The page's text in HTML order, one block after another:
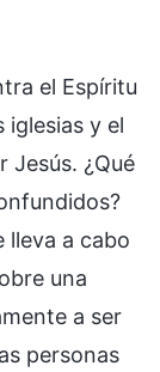
el Espíritu
iglesias y el
Jesús. ¿Qué
lleva a cabo
una
a ser
personas